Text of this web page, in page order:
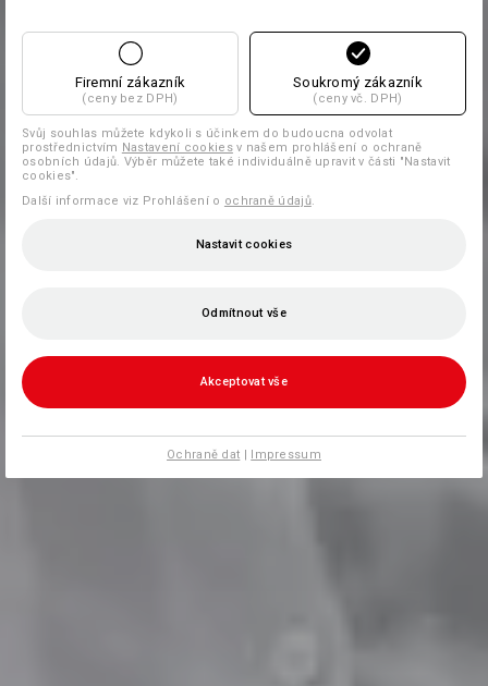
Firemní zákazník
(ceny bez DPH)
Soukromý zákazník
(ceny vč. DPH)
Svůj souhlas můžete kdykoli s účinkem do budoucna odvolat
prostřednictvím Nastavení cookiesv našem prohlášení o ochraně
osobních údajů. Výběr můžete také individuálně upravit v části "Nastavit
cookies".
Další informace viz Prohlášení o ochraně údajů.
Nastavit cookies
Odmítnout vše
Akceptovat vše
Ochraně dat | Impressum